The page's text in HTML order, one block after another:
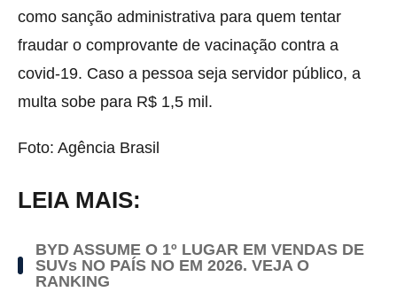
como sanção administrativa para quem tentar
fraudar o comprovante de vacinação contra a
covid-19. Caso a pessoa seja servidor público, a
multa sobe para R$ 1,5 mil.
Foto: Agência Brasil
LEIA MAIS:
BYD ASSUME O 1º LUGAR EM VENDAS DE
SUVs NO PAÍS NO EM 2026. VEJA O
RANKING